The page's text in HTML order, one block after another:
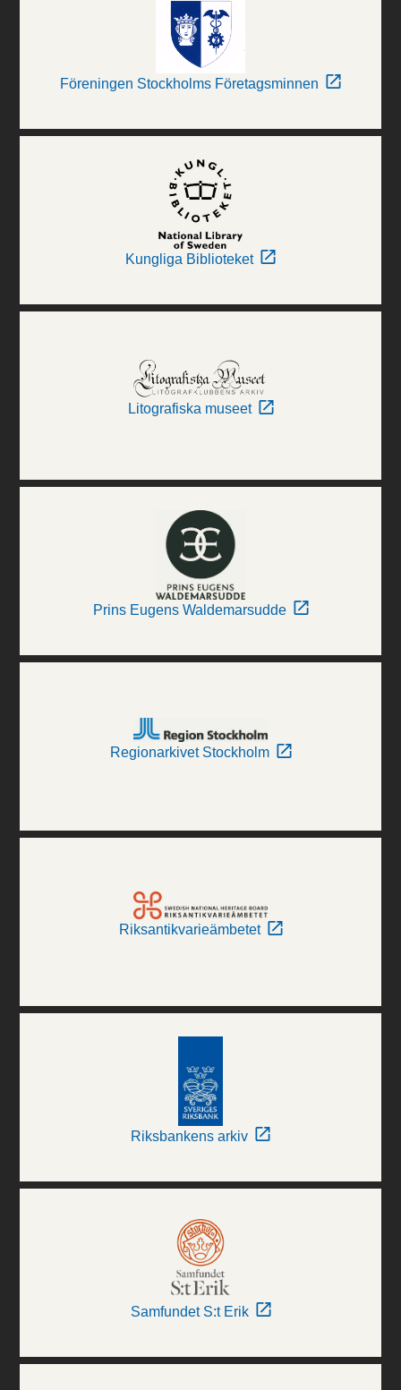
Föreningen Stockholms Företagsminnen
Kungliga Biblioteket
Litografiska museet
Prins Eugens Waldemarsudde
Regionarkivet Stockholm
Riksantikvarieämbetet
Riksbankens arkiv
Samfundet S:t Erik